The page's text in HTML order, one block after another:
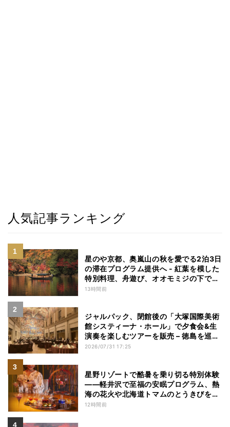
人気記事ランキング
星のや京都、奥嵐山の秋を愛でる2泊3日
の滞在プログラム提供へ - 紅葉を模した
特別料理、舟遊び、オオモミジの下でお
こなう深呼吸など
13時間前
ジャルパック、閉館後の「大塚国際美術
館システィーナ・ホール」で夕食会&生
演奏を楽しむツアーを販売 – 徳島を巡る
5つのコース
2026/07/31 17:25
星野リゾートで酷暑を乗り切る特別体験
——軽井沢で至福の安眠プログラム、熱
海の花火や北海道トマムのとうきびを主
役にしたアフタヌーンティー
12時間前